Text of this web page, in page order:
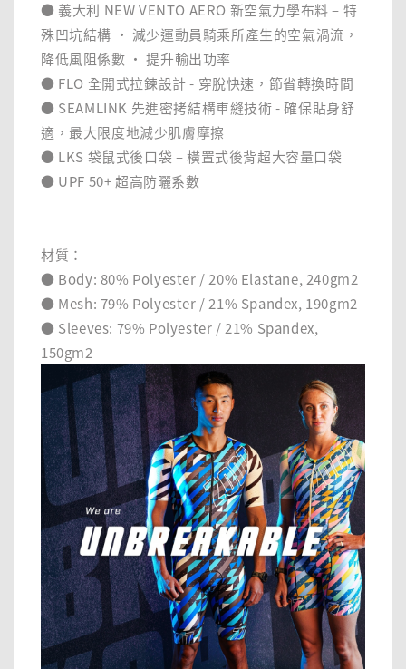
● 義大利 NEW VENTO AERO 新空氣力學布料 – 特
殊凹坑結構 ‧ 減少運動員騎乘所產生的空氣渦流，
降低風阻係數 ‧ 提升輸出功率
● FLO 全開式拉鍊設計 - 穿脫快速，節省轉換時間
● SEAMLINK 先進密拷結構車縫技術 - 確保貼身舒
適，最大限度地減少肌膚摩擦
● LKS 袋鼠式後口袋 – 橫置式後背超大容量口袋
● UPF 50+ 超高防曬系數
材質：
● Body: 80% Polyester / 20% Elastane, 240gm2
● Mesh: 79% Polyester / 21% Spandex, 190gm2
● Sleeves: 79% Polyester / 21% Spandex,
150gm2